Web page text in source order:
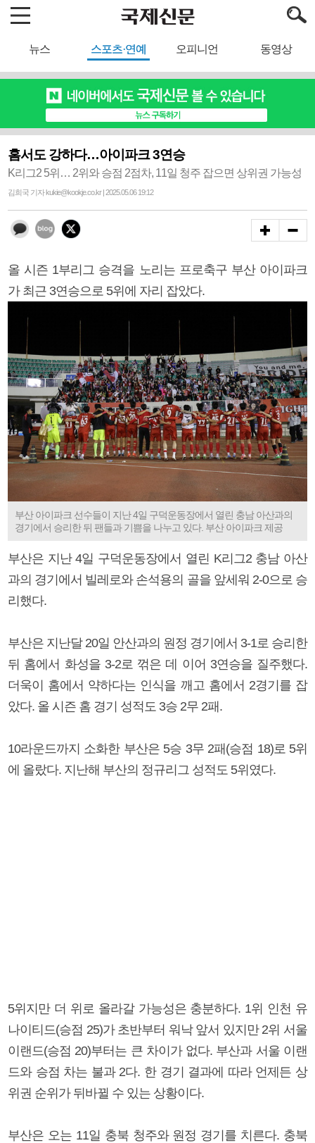
뉴스 스포츠·연예 오피니언 동영상
홈서도 강하다…아이파크 3연승
K리그2 5위… 2위와 승점 2점차, 11일 청주 잡으면 상위권 가능성
김희국 기자 kukie@kookje.co.kr | 2025.05.06 19:12
올 시즌 1부리그 승격을 노리는 프로축구 부산 아이파크
가 최근 3연승으로 5위에 자리 잡았다.
부산 아이파크 선수들이 지난 4일 구덕운동장에서 열린 충남 아산과의
경기에서 승리한 뒤 팬들과 기쁨을 나누고 있다. 부산 아이파크 제공
부산은 지난 4일 구덕운동장에서 열린 K리그2 충남 아산
과의 경기에서 빌레로와 손석용의 골을 앞세워 2-0으로 승
리했다.
부산은 지난달 20일 안산과의 원정 경기에서 3-1로 승리한
뒤 홈에서 화성을 3-2로 꺾은 데 이어 3연승을 질주했다.
더욱이 홈에서 약하다는 인식을 깨고 홈에서 2경기를 잡
았다. 올 시즌 홈 경기 성적도 3승 2무 2패.
10라운드까지 소화한 부산은 5승 3무 2패(승점 18)로 5위
에 올랐다. 지난해 부산의 정규리그 성적도 5위였다.
5위지만 더 위로 올라갈 가능성은 충분하다. 1위 인천 유
나이티드(승점 25)가 초반부터 워낙 앞서 있지만 2위 서울
이랜드(승점 20)부터는 큰 차이가 없다. 부산과 서울 이랜
드와 승점 차는 불과 2다. 한 경기 결과에 따라 언제든 상
위권 순위가 뒤바뀔 수 있는 상황이다.
부산은 오는 11일 충북 청주와 원정 경기를 치른다. 충북